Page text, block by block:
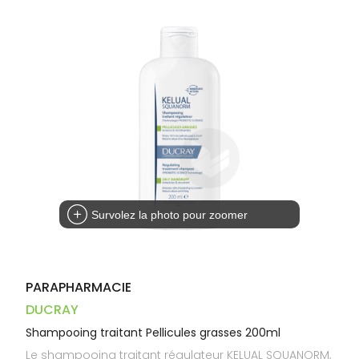
Survolez la photo pour zoomer
PARAPHARMACIE
DUCRAY
Shampooing traitant Pellicules grasses 200ml
Le shampooing traitant régulateur KELUAL SQUANORM,